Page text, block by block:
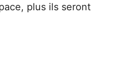
plus ils seront